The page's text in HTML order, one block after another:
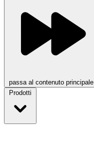
passa al contenuto principale
Prodotti